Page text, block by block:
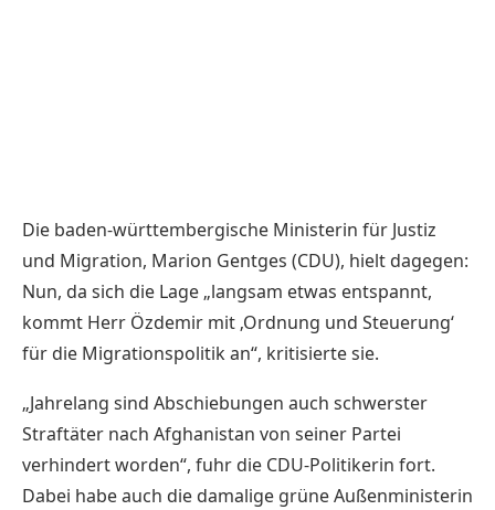
Die baden-württembergische Ministerin für Justiz
und Migration, Marion Gentges (CDU), hielt dagegen:
Nun, da sich die Lage „langsam etwas entspannt,
kommt Herr Özdemir mit ‚Ordnung und Steuerung‘
für die Migrationspolitik an“, kritisierte sie.
„Jahrelang sind Abschiebungen auch schwerster
Straftäter nach Afghanistan von seiner Partei
verhindert worden“, fuhr die CDU-Politikerin fort.
Dabei habe auch die damalige grüne Außenministerin